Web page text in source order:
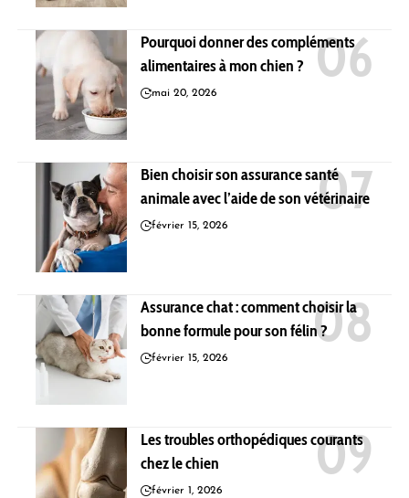
Pourquoi donner des compléments
alimentaires à mon chien ?
mai 20, 2026
Bien choisir son assurance santé
animale avec l’aide de son vétérinaire
février 15, 2026
Assurance chat : comment choisir la
bonne formule pour son félin ?
février 15, 2026
Les troubles orthopédiques courants
chez le chien
février 1, 2026